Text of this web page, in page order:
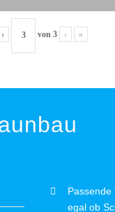
‹ von3 › »
Passende
egal ob